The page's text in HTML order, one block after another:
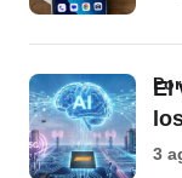
El
3